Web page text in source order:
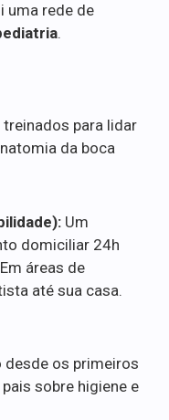
uma rede de
.
para lidar
da boca
Um
domiciliar 24h
áreas de
até sua casa.
os primeiros
sobre higiene e